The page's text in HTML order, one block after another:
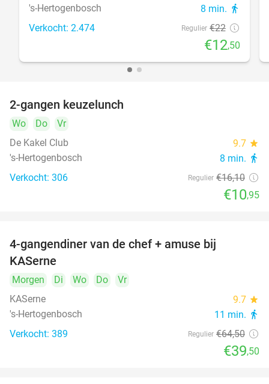
's-Hertogenbosch 8 min. directions_walk
Verkocht: 2.474 Regulier €22
€12,50
2-gangen keuzelunch
Wo Do
Vr
De Kakel Club
9.7 star
's-Hertogenbosch 8 min. directions_walk
Verkocht: 306 Regulier €16,10
€10,95
4-gangendiner van de chef + amuse bij
KASerne
Morgen Di Wo Do
Vr
KASerne
9.7 star
's-Hertogenbosch 11 min. directions_walk
Verkocht: 389 Regulier €64,50
€39,50